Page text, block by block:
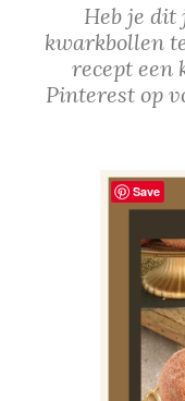
Heb je dit
kwarkbollen
recept een
Pinterest op
Save